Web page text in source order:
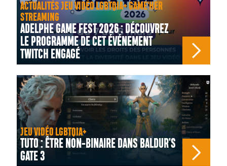
ACTUALITÉS JEU VIDÉO LGBTQIA+ GAME'HER
STREAMING
ADELPHE GAME FEST 2026 : DÉCOUVREZ
LE PROGRAMME DE CET ÉVÉNEMENT
TWITCH ENGAGÉ
JEU VIDÉO LGBTQIA+
TUTO : ÊTRE NON-BINAIRE DANS BALDUR'S
GATE 3